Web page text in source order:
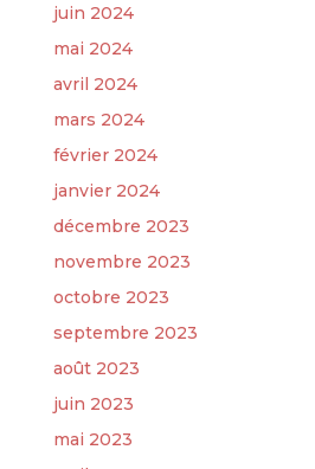
juin 2024
mai 2024
avril 2024
mars 2024
février 2024
janvier 2024
décembre 2023
novembre 2023
octobre 2023
septembre 2023
août 2023
juin 2023
mai 2023